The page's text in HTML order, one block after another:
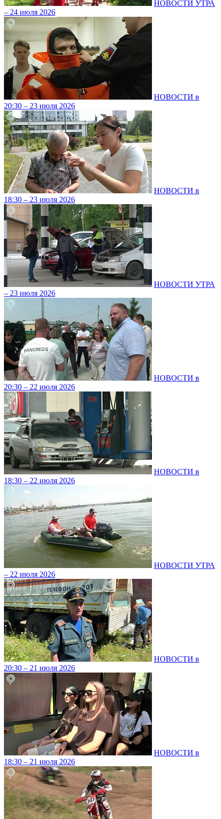
НОВОСТИ УТРА
– 24 июля 2026
НОВОСТИ в
20:30 – 23 июля 2026
НОВОСТИ в
18:30 – 23 июля 2026
НОВОСТИ УТРА
– 23 июля 2026
НОВОСТИ в
20:30 – 22 июля 2026
НОВОСТИ в
18:30 – 22 июля 2026
НОВОСТИ УТРА
– 22 июля 2026
НОВОСТИ в
20:30 – 21 июля 2026
НОВОСТИ в
18:30 – 21 июля 2026